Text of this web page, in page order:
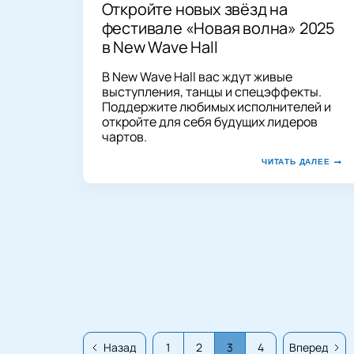
Откройте новых звёзд на
фестивале «Новая волна» 2025
в New Wave Hall
В New Wave Hall вас ждут живые
выступления, танцы и спецэффекты.
Поддержите любимых исполнителей и
откройте для себя будущих лидеров
чартов.
ЧИТАТЬ ДАЛЕЕ
Назад 1 2 3 4 Вперед